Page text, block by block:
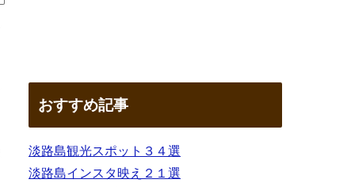
おすすめ記事
淡路島観光スポット３４選
淡路島インスタ映え２１選